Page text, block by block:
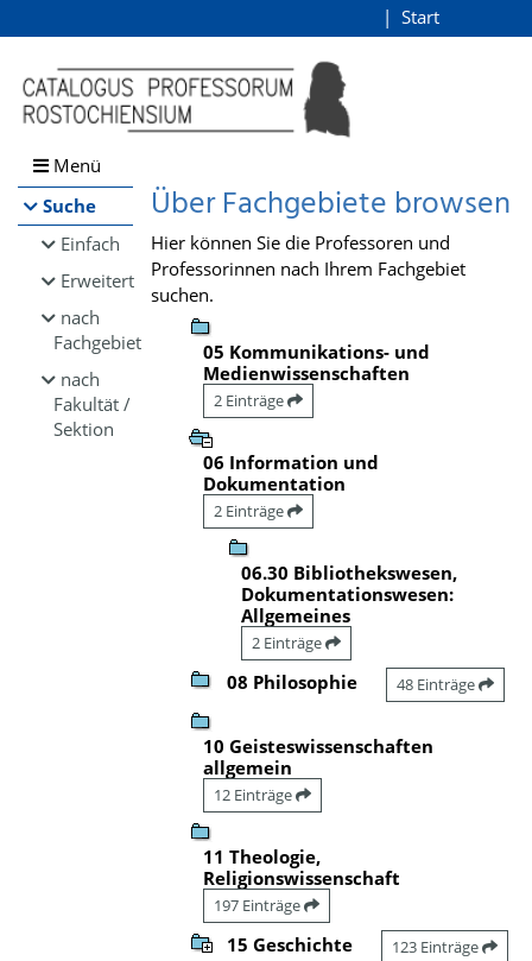
Browsen
direkt zum Inhalt
Start
Menü
Suche
Einfach
Erweitert
nach
Fachgebiet
nach
Fakultät /
Sektion
Über Fachgebiete browsen
Hier können Sie die Professoren und
Professorinnen nach Ihrem Fachgebiet
suchen.
05 Kommunikations- und
Medienwissenschaften
2 Einträge
06 Information und
Dokumentation
2 Einträge
06.30 Bibliothekswesen,
Dokumentationswesen:
Allgemeines
2 Einträge
08 Philosophie 48 Einträge
10 Geisteswissenschaften
allgemein
12 Einträge
11 Theologie,
Religionswissenschaft
197 Einträge
15 Geschichte 123 Einträge